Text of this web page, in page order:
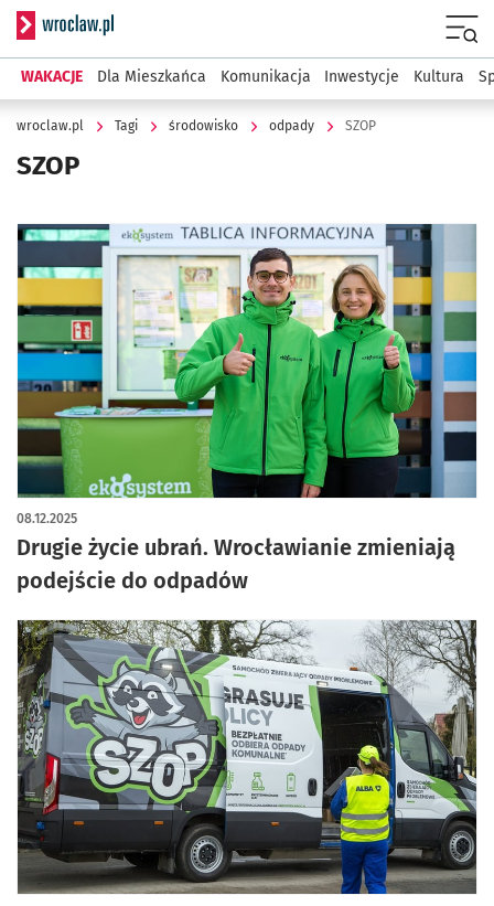
Serwis informacyjny wroclaw.pl
WAKACJE Dla Mieszkańca Komunikacja Inwestycje Kultura
wroclaw.pl Tagi środowisko odpady SZOP
SZOP
Drugie życie ubrań. Wrocławianie zmieniają
podejście do odpadów
08.12.2025